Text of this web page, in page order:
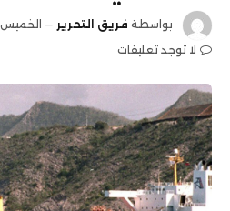
بواسطة فريق التحرير
الخميس 8 يناير 4:54 ص
لا توجد تعليقات